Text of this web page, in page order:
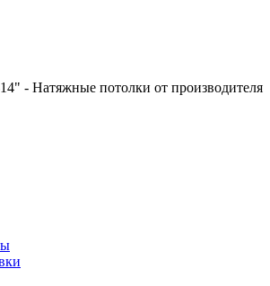
- Натяжные потолки от производителя